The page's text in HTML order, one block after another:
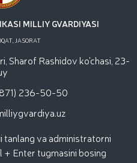
MILLIY GVARDIYASI
JASORAT
Sharof Rashidov ko'chasi, 23-
236-50-50
tanlang va administratorni
+ Enter tugmasini bosing